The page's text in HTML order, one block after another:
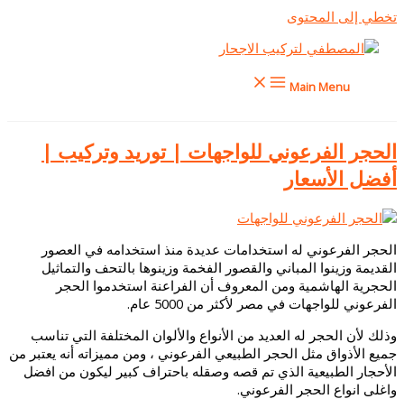
تخطي إلى المحتوى
Main Menu
الحجر الفرعوني للواجهات | توريد وتركيب |
أفضل الأسعار
الحجر الفرعوني له استخدامات عديدة منذ استخدامه في العصور
القديمة وزينوا المباني والقصور الفخمة وزينوها بالتحف والتماثيل
الحجرية الهاشمية ومن المعروف أن الفراعنة استخدموا الحجر
الفرعوني للواجهات في مصر لأكثر من 5000 عام.
وذلك لأن الحجر له العديد من الأنواع والألوان المختلفة التي تناسب
جميع الأذواق مثل الحجر الطبيعي الفرعوني ، ومن مميزاته أنه يعتبر من
الأحجار الطبيعية الذي تم قصه وصقله باحتراف كبير ليكون من افضل
واغلى انواع الحجر الفرعوني.